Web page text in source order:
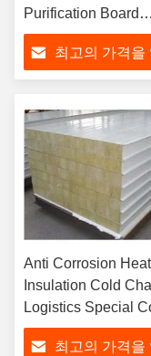
Purification Board
Polystyrene Heat
Insulation Panels
최고의 가격을
Anti Corrosion Heat
Insulation Cold
Logistics Special
Storage Plate
최고의 가격을